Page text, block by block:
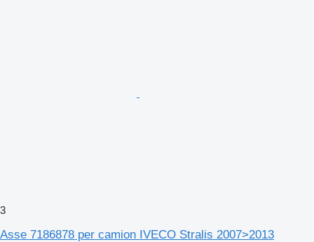
3
Asse 7186878 per camion IVECO Stralis 2007>2013